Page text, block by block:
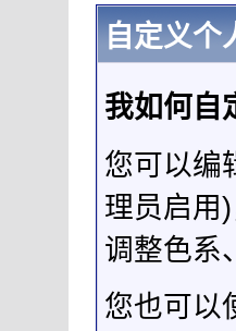
自定义个
我如何自
您可以编
理员启用)
调整色系
您也可以